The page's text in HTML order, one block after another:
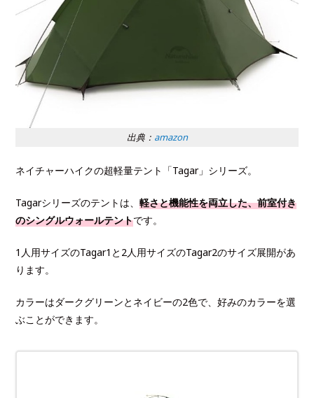
出典： amazon
ネイチャーハイクの超軽量テント「Tagar」シリーズ。
Tagarシリーズのテントは、軽さと機能性を両立した、前室付き
のシングルウォールテントです。
1人用サイズのTagar1と2人用サイズのTagar2のサイズ展開があ
ります。
カラーはダークグリーンとネイビーの2色で、好みのカラーを選
ぶことができます。